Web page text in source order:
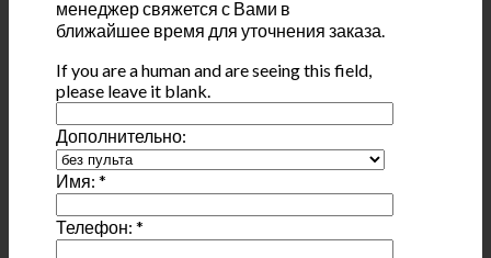
менеджер свяжется с Вами в
ближайшее время для уточнения заказа.
If you are a human and are seeing this field,
please leave it blank.
Дополнительно:
Имя:*
Телефон:*